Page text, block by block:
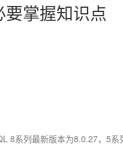
掌握知识点
8系列最新版本为8.0.27，5系